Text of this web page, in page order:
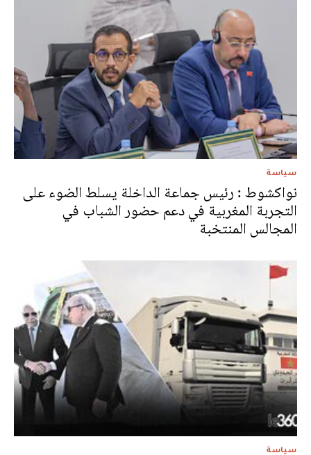
سياسة
نواكشوط : رئيس جماعة الداخلة يسلط الضوء على
التجربة المغربية في دعم حضور الشباب في
المجالس المنتخبة
سياسة